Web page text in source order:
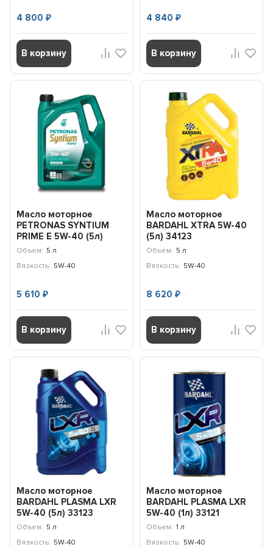
4 800₽
В корзину
4 840 ₽
В корзину
Масло моторное
PETRONAS SYNTIUM
PRIME E 5W-40 (5л)
71243M12EU
Объем: 5 л
Вязкость: 5W-40
5 610₽
В корзину
Масло моторное
BARDAHL ХTRA 5W-40
(5л) 34123
Объем: 5 л
Вязкость: 5W-40
8 620 ₽
В корзину
Масло моторное
BARDAHL PLASMA LXR
5W-40 (5л) 33123
Объем: 5 л
Вязкость: 5W-40
Масло моторное
BARDAHL PLASMA LXR
5W-40 (1л) 33121
Объем: 1 л
Вязкость: 5W-40